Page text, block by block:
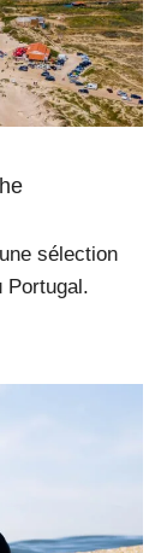
sélection
Portugal.